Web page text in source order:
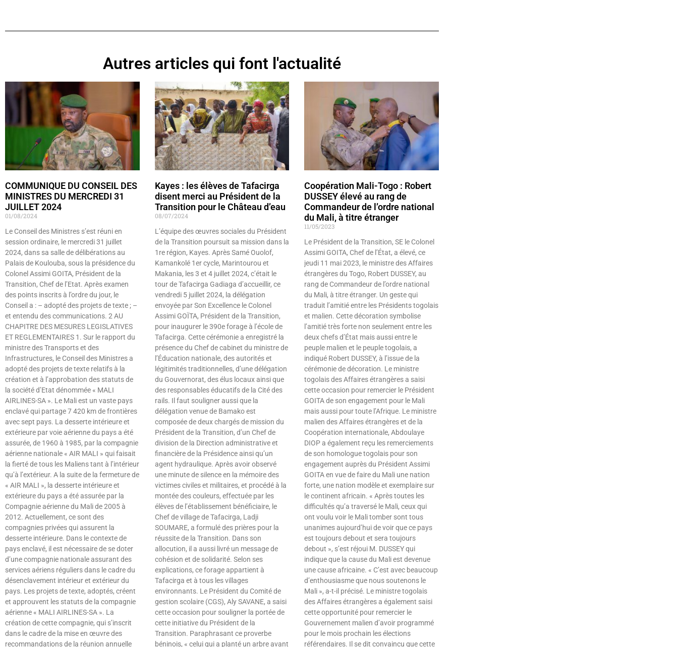
Autres articles qui font l'actualité
COMMUNIQUE DU CONSEIL DES
MINISTRES DU MERCREDI 31
JUILLET 2024
01/08/2024
Le Conseil des Ministres s’est réuni en
session ordinaire, le mercredi 31 juillet
2024, dans sa salle de délibérations au
Palais de Koulouba, sous la présidence du
Colonel Assimi GOITA, Président de la
Transition, Chef de l’Etat. Après examen
des points inscrits à l’ordre du jour, le
Conseil a : – adopté des projets de texte ; –
et entendu des communications. 2 AU
CHAPITRE DES MESURES LEGISLATIVES
ET REGLEMENTAIRES 1. Sur le rapport du
ministre des Transports et des
Infrastructures, le Conseil des Ministres a
adopté des projets de texte relatifs à la
création et à l’approbation des statuts de
la société d’Etat dénommée « MALI
AIRLINES-SA ». Le Mali est un vaste pays
enclavé qui partage 7 420 km de frontières
avec sept pays. La desserte intérieure et
extérieure par voie aérienne du pays a été
assurée, de 1960 à 1985, par la compagnie
aérienne nationale « AIR MALI » qui faisait
la fierté de tous les Maliens tant à l’intérieur
qu’à l’extérieur. A la suite de la fermeture de
« AIR MALI », la desserte intérieure et
extérieure du pays a été assurée par la
Compagnie aérienne du Mali de 2005 à
2012. Actuellement, ce sont des
compagnies privées qui assurent la
desserte intérieure. Dans le contexte de
pays enclavé, il est nécessaire de se doter
d’une compagnie nationale assurant des
services aériens réguliers dans le cadre du
désenclavement intérieur et extérieur du
pays. Les projets de texte, adoptés, créent
et approuvent les statuts de la compagnie
aérienne « MALI AIRLINES-SA ». La
création de cette compagnie, qui s’inscrit
dans le cadre de la mise en œuvre des
recommandations de la réunion annuelle
Kayes : les élèves de Tafacirga
disent merci au Président de la
Transition pour le Château d’eau
08/07/2024
L’équipe des œuvres sociales du Président
de la Transition poursuit sa mission dans la
1re région, Kayes. Après Samé Ouolof,
Kamankolé 1er cycle, Marintourou et
Makania, les 3 et 4 juillet 2024, c’était le
tour de Tafacirga Gadiaga d’accueillir, ce
vendredi 5 juillet 2024, la délégation
envoyée par Son Excellence le Colonel
Assimi GOÏTA, Président de la Transition,
pour inaugurer le 390e forage à l’école de
Tafacirga. Cette cérémonie a enregistré la
présence du Chef de cabinet du ministre de
l’Éducation nationale, des autorités et
légitimités traditionnelles, d’une délégation
du Gouvernorat, des élus locaux ainsi que
des responsables éducatifs de la Cité des
rails. Il faut souligner aussi que la
délégation venue de Bamako est
composée de deux chargés de mission du
Président de la Transition, d’un Chef de
division de la Direction administrative et
financière de la Présidence ainsi qu’un
agent hydraulique. Après avoir observé
une minute de silence en la mémoire des
victimes civiles et militaires, et procédé à la
montée des couleurs, effectuée par les
élèves de l’établissement bénéficiaire, le
Chef de village de Tafacirga, Ladji
SOUMARE, a formulé des prières pour la
réussite de la Transition. Dans son
allocution, il a aussi livré un message de
cohésion et de solidarité. Selon ses
explications, ce forage appartient à
Tafacirga et à tous les villages
environnants. Le Président du Comité de
gestion scolaire (CGS), Aly SAVANE, a saisi
cette occasion pour souligner la portée de
cette initiative du Président de la
Transition. Paraphrasant ce proverbe
béninois, « celui qui a planté un arbre avant
Coopération Mali-Togo : Robert
DUSSEY élevé au rang de
Commandeur de l’ordre national
du Mali, à titre étranger
11/05/2023
Le Président de la Transition, SE le Colonel
Assimi GOITA, Chef de l’État, a élevé, ce
jeudi 11 mai 2023, le ministre des Affaires
étrangères du Togo, Robert DUSSEY, au
rang de Commandeur de l’ordre national
du Mali, à titre étranger. Un geste qui
traduit l’amitié entre les Présidents togolais
et malien. Cette décoration symbolise
l’amitié très forte non seulement entre les
deux chefs d’État mais aussi entre le
peuple malien et le peuple togolais, a
indiqué Robert DUSSEY, à l’issue de la
cérémonie de décoration. Le ministre
togolais des Affaires étrangères a saisi
cette occasion pour remercier le Président
GOITA de son engagement pour le Mali
mais aussi pour toute l’Afrique. Le ministre
malien des Affaires étrangères et de la
Coopération internationale, Abdoulaye
DIOP a également reçu les remerciements
de son homologue togolais pour son
engagement auprès du Président Assimi
GOITA en vue de faire du Mali une nation
forte, une nation modèle et exemplaire sur
le continent africain. « Après toutes les
difficultés qu’a traversé le Mali, ceux qui
ont voulu voir le Mali tomber sont tous
unanimes aujourd’hui de voir que ce pays
est toujours debout et sera toujours
debout », s’est réjoui M. DUSSEY qui
indique que la cause du Mali est devenue
une cause africaine. « C’est avec beaucoup
d’enthousiasme que nous soutenons le
Mali », a-t-il précisé. Le ministre togolais
des Affaires étrangères a également saisi
cette opportunité pour remercier le
Gouvernement malien d’avoir programmé
pour le mois prochain les élections
référendaires. Il se dit convaincu que cette